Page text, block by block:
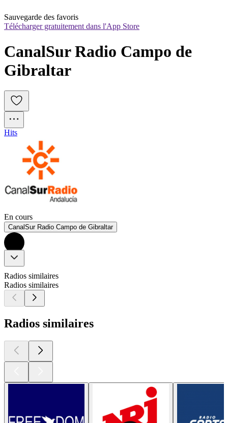
Sauvegarde des favoris
Télécharger gratuitement dans l'App Store
CanalSur Radio Campo de
Gibraltar
Hits
En cours
CanalSur Radio Campo de Gibraltar
Radios similaires
Radios similaires
Radios similaires